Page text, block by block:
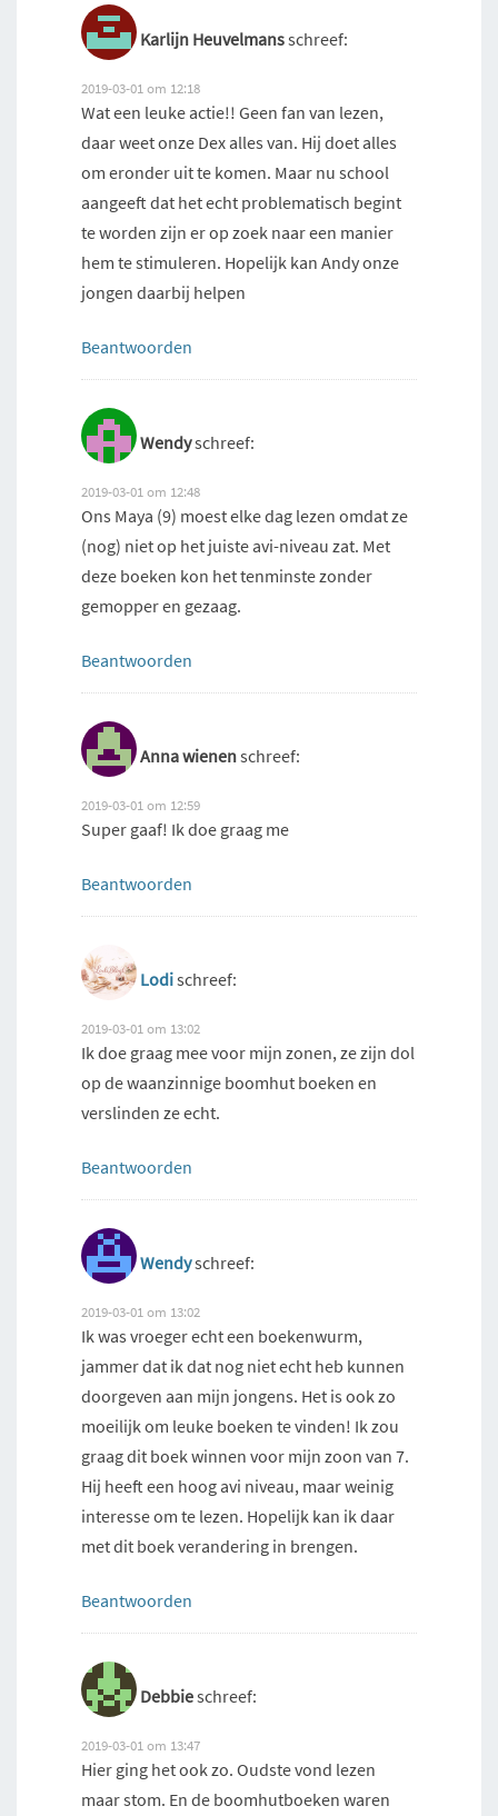
Karlijn Heuvelmansschreef:
2019-03-01 om 12:18
Wat een leuke actie!! Geen fan van lezen,
daar weet onze Dex alles van. Hij doet alles
om eronder uit te komen. Maar nu school
aangeeft dat het echt problematisch begint
te worden zijn er op zoek naar een manier
hem te stimuleren. Hopelijk kan Andy onze
jongen daarbij helpen
Beantwoorden
Wendyschreef:
2019-03-01 om 12:48
Ons Maya (9) moest elke dag lezen omdat ze
(nog) niet op het juiste avi-niveau zat. Met
deze boeken kon het tenminste zonder
gemopper en gezaag.
Beantwoorden
Anna wienenschreef:
2019-03-01 om 12:59
Super gaaf! Ik doe graag me
Beantwoorden
Lodischreef:
2019-03-01 om 13:02
Ik doe graag mee voor mijn zonen, ze zijn dol
op de waanzinnige boomhut boeken en
verslinden ze echt.
Beantwoorden
Wendyschreef:
2019-03-01 om 13:02
Ik was vroeger echt een boekenwurm,
jammer dat ik dat nog niet echt heb kunnen
doorgeven aan mijn jongens. Het is ook zo
moeilijk om leuke boeken te vinden! Ik zou
graag dit boek winnen voor mijn zoon van 7.
Hij heeft een hoog avi niveau, maar weinig
interesse om te lezen. Hopelijk kan ik daar
met dit boek verandering in brengen.
Beantwoorden
Debbieschreef:
2019-03-01 om 13:47
Hier ging het ook zo. Oudste vond lezen
maar stom. En de boomhutboeken waren